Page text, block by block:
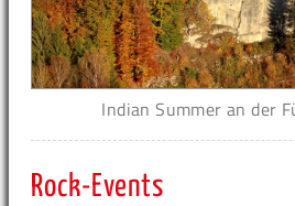
Indian Summer an der
Rock-Events